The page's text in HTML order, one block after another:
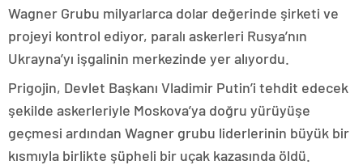
Wagner Grubu milyarlarca dolar değerinde şirketi ve
projeyi kontrol ediyor, paralı askerleri Rusya’nın
Ukrayna’yı işgalinin merkezinde yer alıyordu.
Prigojin, Devlet Başkanı Vladimir Putin’i tehdit edecek
şekilde askerleriyle Moskova’ya doğru yürüyüşe
geçmesi ardından Wagner grubu liderlerinin büyük bir
kısmıyla birlikte şüpheli bir uçak kazasında öldü.